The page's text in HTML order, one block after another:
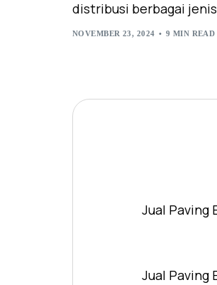
distribusi berbagai
NOVEMBER 23, 2024 9 MIN READ
Jual Paving
Jual Paving